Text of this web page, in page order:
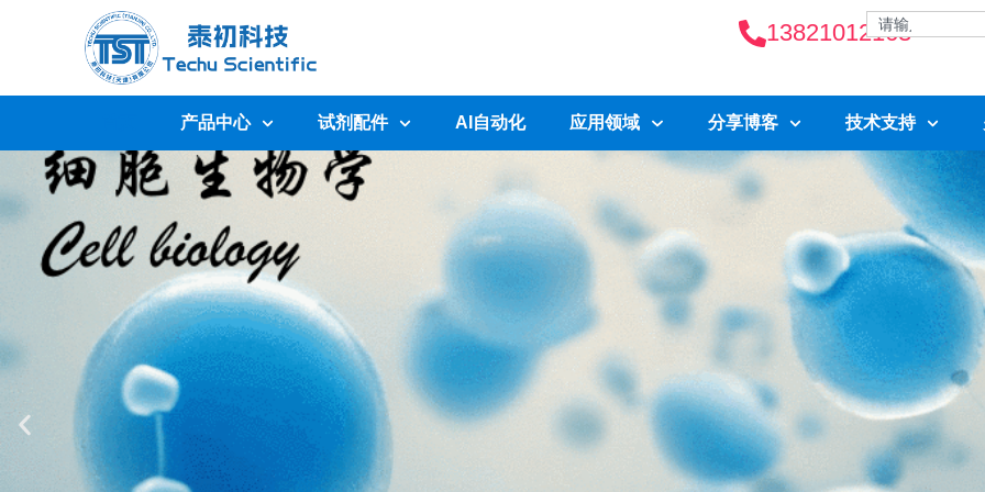
13821012163
产品中心 试剂配件 AI自动化 应用领域 分享博客 技术支持